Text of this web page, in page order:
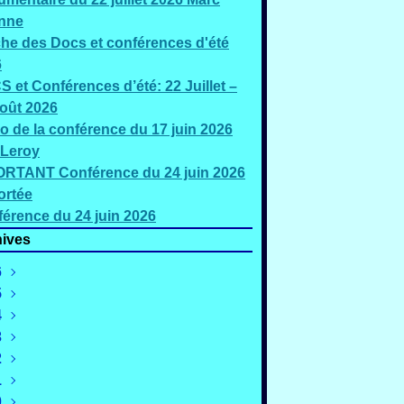
des Docs et conférences d'été
et Conférences d’été: 22 Juillet –
2026
de la conférence du 17 juin 2026
Conférence du 24 juin 2026
du 24 juin 2026
(2)